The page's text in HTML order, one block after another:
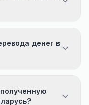
денег в